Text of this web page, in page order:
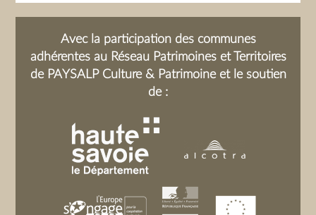
Avec la participation des communes
adhérentes au Réseau Patrimoines et Territoires
de PAYSALP Culture & Patrimoine et le soutien
de :